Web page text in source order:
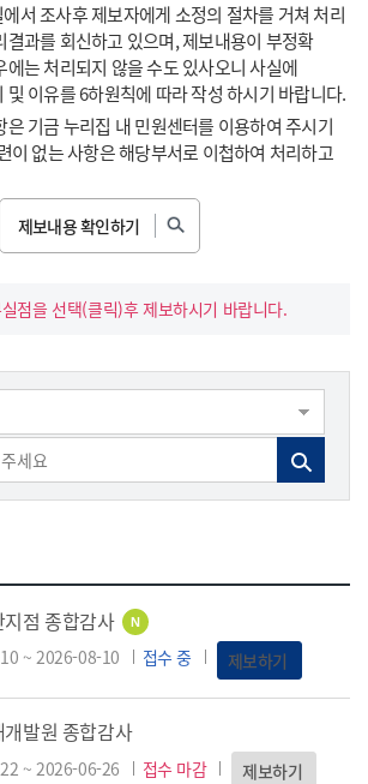
서 조사후 제보자에게 소정의 절차를 거쳐 처리
결과를 회신하고 있으며, 제보내용이 부정확
에는 처리되지 않을 수도 있사오니 사실에
이유를 6하원칙에 따라 작성 하시기 바랍니다.
은 기금 누리집 내 민원센터를 이용하여 주시기
이 없는 사항은 해당부서로 이첩하여 처리하고
제보내용 확인하기
점을 선택(클릭)후 제보하시기 바랍니다.
점 종합감사 N
~ 2026-08-10 접수 중 제보하기
발원 종합감사
~ 2026-06-26 접수 마감 제보하기